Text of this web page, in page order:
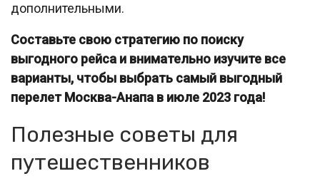
дополнительными.
Составьте свою стратегию по поиску
выгодного рейса и внимательно изучите все
варианты, чтобы выбрать самый выгодный
перелет Москва-Анапа в июле 2023 года!
Полезные советы для
путешественников